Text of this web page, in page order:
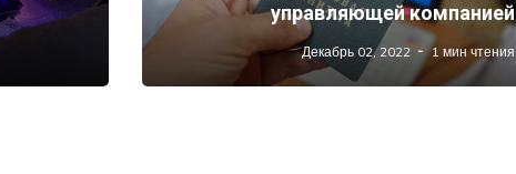
управляющей компанией
Декабрь 02, 2022 1 мин чтения